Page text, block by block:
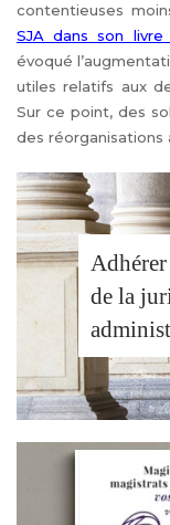
contentieuses
SJA dans son livre
évoqué
utiles relatifs aux
Sur ce point, des
des réorganisations
de la